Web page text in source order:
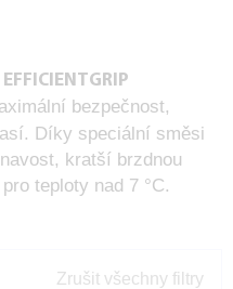
bezpečnost,
Díky speciální směsi
kratší brzdnou
teploty nad 7 °C.
Zrušit všechny filtry